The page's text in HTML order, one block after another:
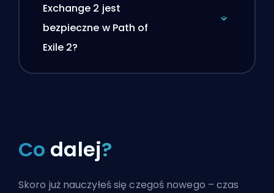
Exchange 2 jest
bezpieczne w Path of
Exile 2?
Co dalej?
Skoro już nauczyłeś się czegoś nowego – czas